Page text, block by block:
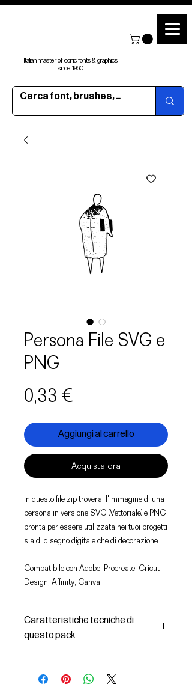
Italian master of iconic fonts & graphics
since 1960
Persona File SVG e
PNG
0,33 €
Aggiungi al carrello
Acquista ora
In questo file zip troverai l'immagine di una
persona in versione SVG (Vettoriale) e PNG
pronta per essere utilizzata nei tuoi progetti
sia di disegno digitale che di decorazione.
Compatibile con Adobe, Procreate, Cricut
Design, Affinity, Canva
Caratteristiche tecniche di
questo pack
- le immagini descritte in formato